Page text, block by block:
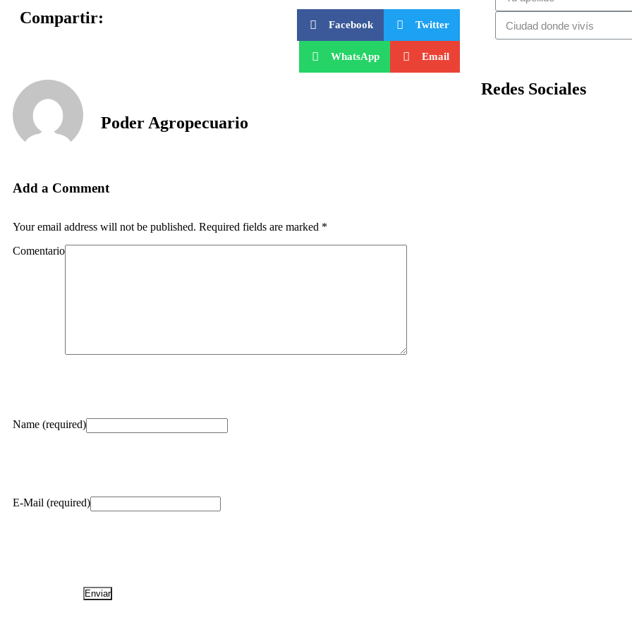
Compartir: Facebook Twitter
WhatsApp Email
Poder Agropecuario
Add a Comment
Your email address will not be published. Required fields are marked *
Name (required)
E-Mail (required)
Comentario
Redes Sociales